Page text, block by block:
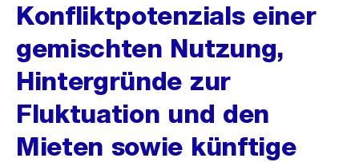
Konfliktpotenzials einer
gemischten Nutzung,
Hintergründe zur
Fluktuation und den
Mieten sowie künftige